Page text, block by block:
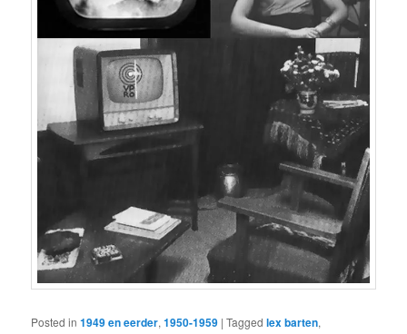
Posted in 1949 en eerder,1950-1959 |Tagged lex barten,